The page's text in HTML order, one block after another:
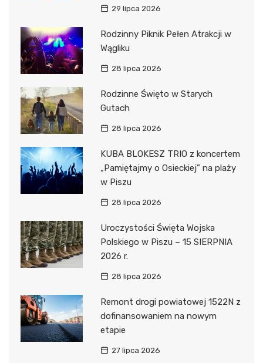
29 lipca 2026
Rodzinny Piknik Pełen Atrakcji w
Wągliku
28 lipca 2026
Rodzinne Święto w Starych
Gutach
28 lipca 2026
KUBA BLOKESZ TRIO z koncertem
„Pamiętajmy o Osieckiej” na plaży
w Piszu
28 lipca 2026
Uroczystości Święta Wojska
Polskiego w Piszu – 15 SIERPNIA
2026 r.
28 lipca 2026
Remont drogi powiatowej 1522N z
dofinansowaniem na nowym
etapie
27 lipca 2026